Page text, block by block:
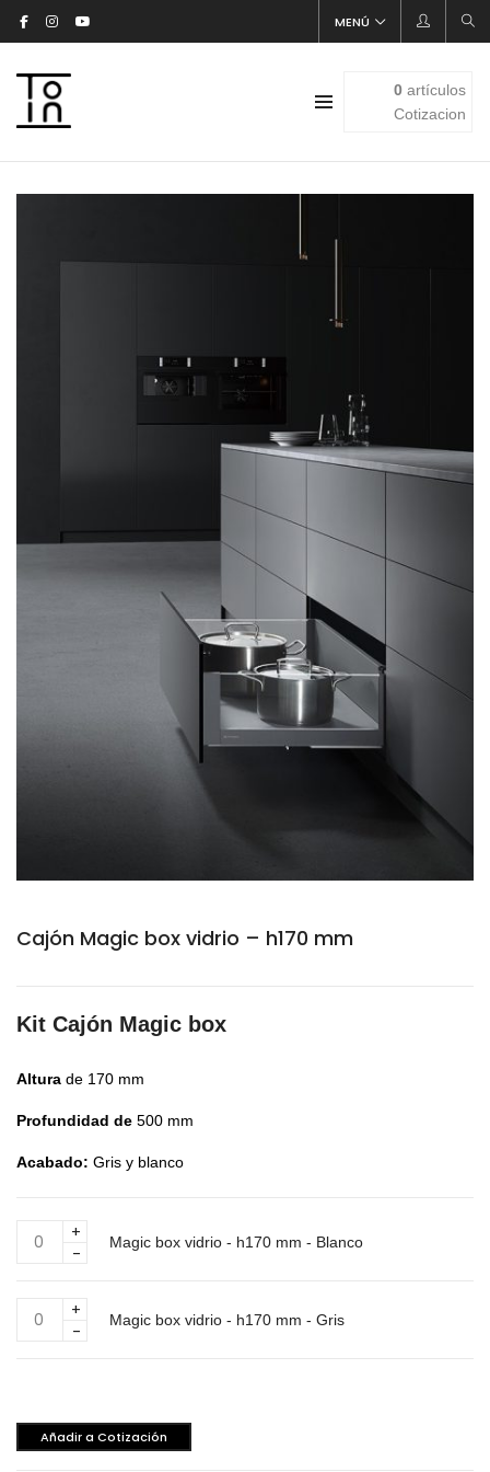
MENÚ
0artículos
Cotizacion
Cajón Magic box vidrio – h170 mm
Kit Cajón Magic box
Altura de 170 mm
Profundidad de 500 mm
Acabado: Gris y blanco
Magic
box
h170
Magic box vidrio - h170 mm - Blanco
Magic
box
mm
-
Magic box vidrio - h170 mm - Gris
Añadir a Cotización